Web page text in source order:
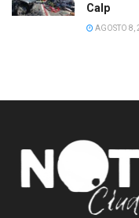
Calp
AGOSTO 8,